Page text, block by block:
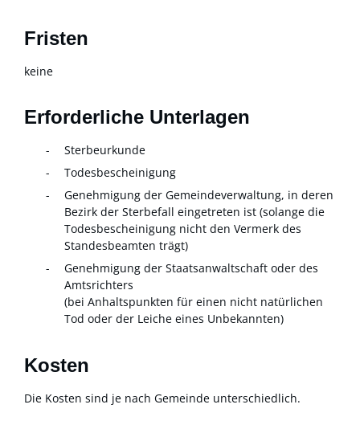
Fristen
keine
Erforderliche Unterlagen
Sterbeurkunde
Todesbescheinigung
Genehmigung der Gemeindeverwaltung, in deren
Bezirk der Sterbefall eingetreten ist (solange die
Todesbescheinigung nicht den Vermerk des
Standesbeamten trägt)
Genehmigung der Staatsanwaltschaft oder des
Amtsrichters
(bei Anhaltspunkten für einen nicht natürlichen
Tod oder der Leiche eines Unbekannten)
Kosten
Die Kosten sind je nach Gemeinde unterschiedlich.